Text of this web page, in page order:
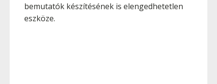
bemutatók készítésének is elengedhetetlen
eszköze.